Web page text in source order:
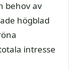
behov av
högblad
intresse